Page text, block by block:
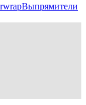
Выпрямители